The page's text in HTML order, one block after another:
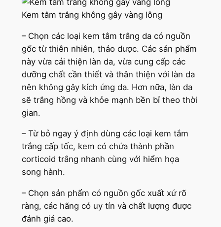
Kem tắm trắng không gây vàng lông
– Chọn các loại kem tắm trắng da có nguồn
gốc từ thiên nhiên, thảo dược. Các sản phẩm
này vừa cải thiện làn da, vừa cung cấp các
dưỡng chất cần thiết và thân thiện với làn da
nên không gây kích ứng da. Hơn nữa, làn da
sẽ trắng hồng và khỏe mạnh bền bỉ theo thời
gian.
– Từ bỏ ngay ý định dùng các loại kem tắm
trắng cấp tốc, kem có chứa thành phần
corticoid trắng nhanh cùng với hiểm họa
song hành.
– Chọn sản phẩm có nguồn gốc xuất xứ rõ
ràng, các hãng có uy tín và chất lượng được
đánh giá cao.